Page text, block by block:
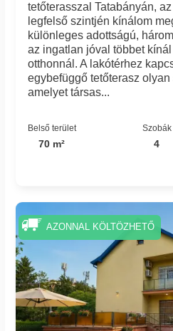
tetőterasszal Tatabányán,
legfelső szintjén kínálom
különleges adottságú,
az ingatlan jóval többet
otthonnál. A lakótérhez
egybefüggő tetőterasz
amelyet társas...
Belső terület
70 m²
Szobák
4
AZONNAL KÖLTÖZHETŐ